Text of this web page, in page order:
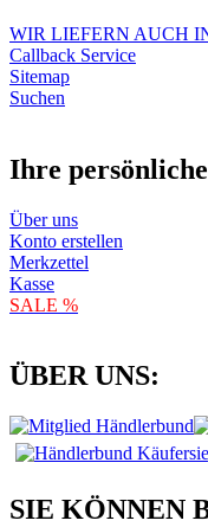
WIR LIEFERN AUCH
Callback Service
Sitemap
Suchen
Ihre
Über uns
Konto erstellen
Merkzettel
Kasse
SALE %
ÜBER UNS:
SIE KÖNNEN